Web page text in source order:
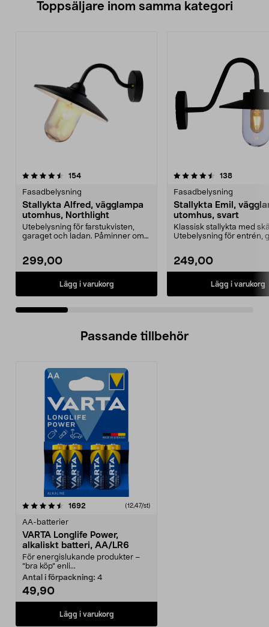
Toppsäljare inom samma kategori
154recensioner
Fasadbelysning
Stallykta Alfred, vägglampa
utomhus, Northlight
Utebelysning för farstukvisten,
garaget och ladan. Påminner om
299,00
Lägg i varukorg
4.5 av 5 stjärnor 138
Fasadbelysning
Stallykta Emil,
utomhus, svart
Klassisk stallykta med
Utebelysning för entrén,
249,00
Lägg i varukorg
4.5 av 5 stjärnor
Passande tillbehör
1692 recensioner(12,47/st)
AA-batterier
VARTA Longlife Power,
alkaliskt batteri, AA/LR6
För energislukande produkter –
”bra köp” enli...
Antal i förpackning: 4
49,90
Lägg i varukorg